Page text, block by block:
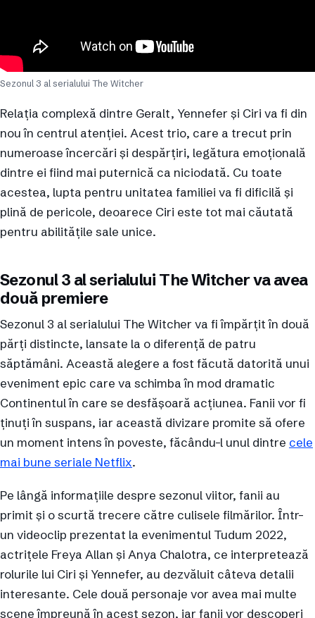
Sezonul 3 al serialului The Witcher
Relația complexă dintre Geralt, Yennefer și Ciri va fi din
nou în centrul atenției. Acest trio, care a trecut prin
numeroase încercări și despărțiri, legătura emoțională
dintre ei fiind mai puternică ca niciodată. Cu toate
acestea, lupta pentru unitatea familiei va fi dificilă și
plină de pericole, deoarece Ciri este tot mai căutată
pentru abilitățile sale unice.
Sezonul 3 al serialului The Witcher va avea
două premiere
Sezonul 3 al serialului The Witcher va fi împărțit în două
părți distincte, lansate la o diferență de patru
săptămâni. Această alegere a fost făcută datorită unui
eveniment epic care va schimba în mod dramatic
Continentul în care se desfășoară acțiunea. Fanii vor fi
ținuți în suspans, iar această divizare promite să ofere
un moment intens în poveste, făcându-l unul dintre cele
mai bune seriale Netflix.
Pe lângă informațiile despre sezonul viitor, fanii au
primit și o scurtă trecere către culisele filmărilor. Într-
un videoclip prezentat la evenimentul Tudum 2022,
actrițele Freya Allan și Anya Chalotra, ce interpretează
rolurile lui Ciri și Yennefer, au dezvăluit câteva detalii
interesante. Cele două personaje vor avea mai multe
scene împreună în acest sezon, iar fanii vor descoperi